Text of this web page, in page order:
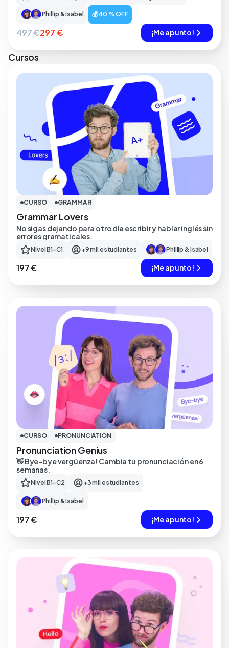
Phillip & Isabel 💰 40 % OFF
497 €297 € ¡Me apunto!
Cursos
CURSO GRAMMAR
Grammar Lovers
No sigas dejando para otro día escribir y hablar inglés sin
errores gramaticales.
Nivel B1-C1 +9 mil estudiantes Phillip & Isabel
197 € ¡Me apunto!
CURSO PRONUNCIATION
Pronunciation Genius
👋 Bye-bye vergüenza! Cambia tu pronunciación en 6
semanas.
Nivel B1-C2 +3 mil estudiantes
Phillip & Isabel
197 € ¡Me apunto!